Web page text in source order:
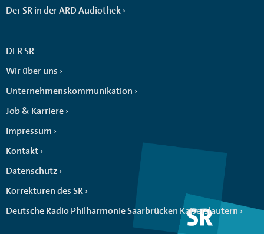
Der SR in der ARD Audiothek
DER SR
Wir über uns
Unternehmenskommunikation
Job & Karriere
Impressum
Kontakt
Datenschutz
Korrekturen des SR
Deutsche Radio Philharmonie Saarbrücken Kaiserslautern